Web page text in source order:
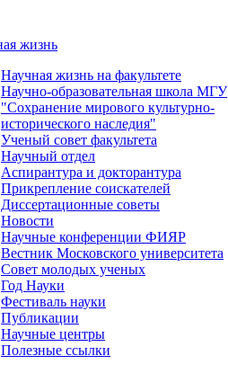
жизнь
Научная жизнь на факультете
Научно-образовательная школа МГУ
"Сохранение мирового культурно-
исторического наследия"
Ученый совет факультета
Научный отдел
Аспирантура и докторантура
Прикрепление соискателей
Диссертационные советы
Новости
Научные конференции ФИЯР
Вестник Московского университета
Совет молодых ученых
Год Науки
Фестиваль науки
Публикации
Научные центры
Полезные ссылки